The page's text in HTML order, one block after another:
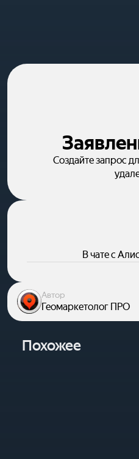
Создайте запрос
В чате с
Автор
Геомаркетолог ПРО
Похожее